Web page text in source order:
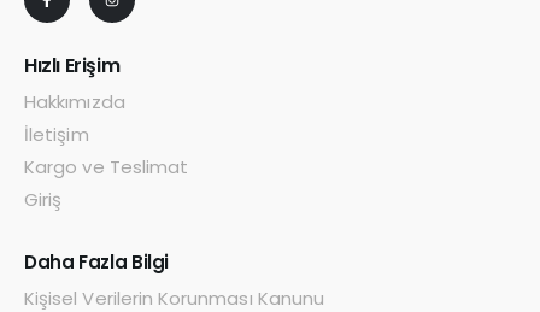
Hızlı Erişim
Hakkımızda
İletişim
Kargo ve Teslimat
Giriş
Daha Fazla Bilgi
Kişisel Verilerin Korunması Kanunu